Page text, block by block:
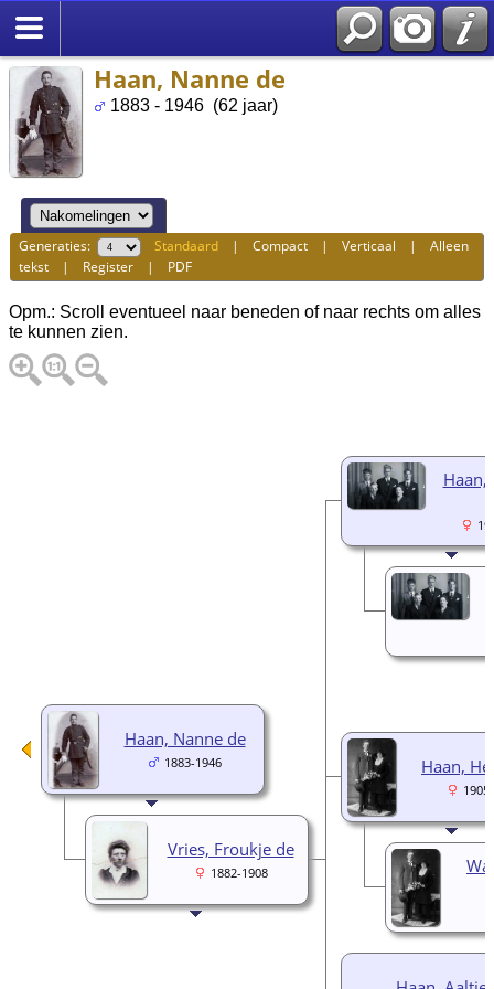
Haan, Nanne de
1883 - 1946 (62 jaar)
Generaties: Standaard |Compact |Verticaal |Alleen
tekst | Register | PDF
Opm.: Scroll eventueel naar beneden of naar rechts om alles
te kunnen zien.
Haan,
Haan,
Haan, Nanne de
1883-1946
Vries, Froukje de
1882-1908